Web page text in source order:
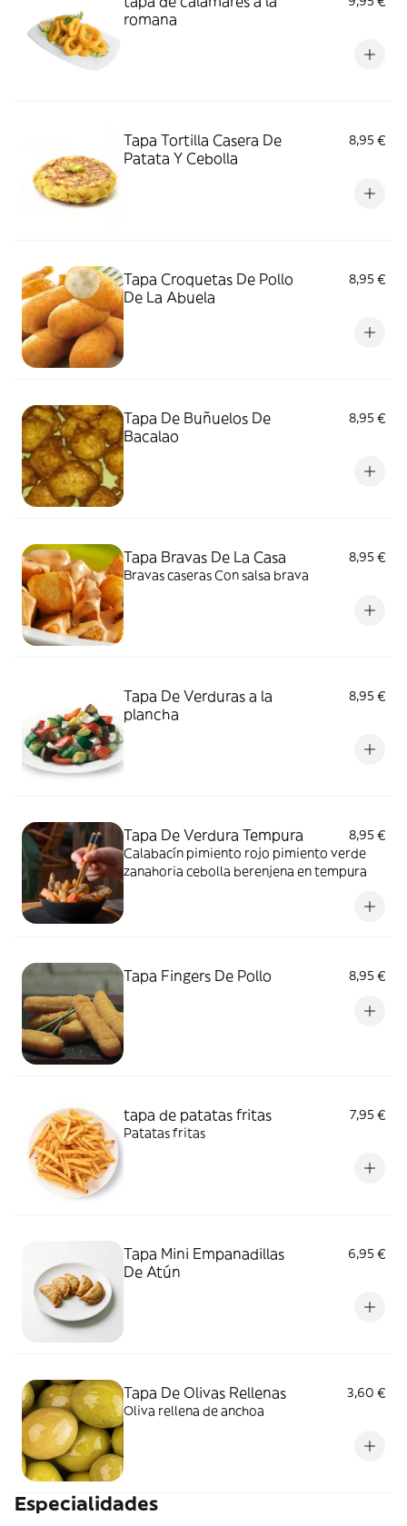
romana
Tapa Tortilla Casera De
Patata Y Cebolla
8,95 €
Tapa Croquetas De Pollo
De La Abuela
8,95 €
Tapa De Buñuelos De
Bacalao
8,95 €
Tapa Bravas De La Casa
8,95 €
Bravas caseras Con salsa brava
Tapa De Verduras a la
plancha
8,95 €
Tapa De Verdura Tempura
8,95 €
Calabacín pimiento rojo pimiento verde
zanahoria cebolla berenjena en tempura
Tapa Fingers De Pollo 8,95 €
tapa de patatas fritas
7,95 €
Patatas fritas
Tapa Mini Empanadillas
De Atún
6,95 €
Tapa De Olivas Rellenas
3,60 €
Oliva rellena de anchoa
Especialidades